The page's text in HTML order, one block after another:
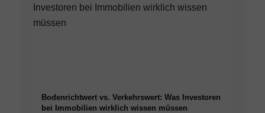
Bodenrichtwert vs. Verkehrswert: Was Investoren
bei Immobilien wirklich wissen müssen